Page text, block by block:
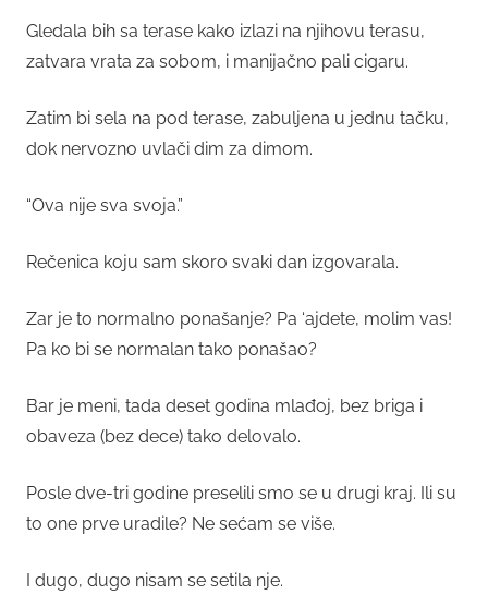
Gledala bih sa terase kako izlazi na njihovu terasu,
zatvara vrata za sobom, i manijačno pali cigaru.
Zatim bi sela na pod terase, zabuljena u jednu tačku,
dok nervozno uvlači dim za dimom.
“Ova nije sva svoja.”
Rečenica koju sam skoro svaki dan izgovarala.
Zar je to normalno ponašanje? Pa ‘ajdete, molim vas!
Pa ko bi se normalan tako ponašao?
Bar je meni, tada deset godina mlađoj, bez briga i
obaveza (bez dece) tako delovalo.
Posle dve-tri godine preselili smo se u drugi kraj. Ili su
to one prve uradile? Ne sećam se više.
I dugo, dugo nisam se setila nje.